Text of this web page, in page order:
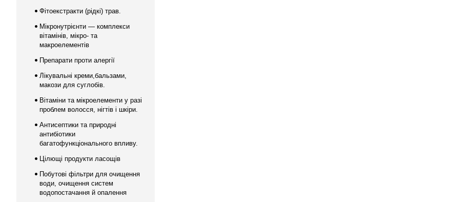
Фітоекстракти (рідкі) трав.
Мікронутрієнти — комплекси
вітамінів, мікро- та
макроелементів
Препарати проти алергії
Лікувальні креми,бальзами,
макози для суглобів.
Вітаміни та мікроелементи у разі
проблем волосся, нігтів і шкіри.
Антисептики та природні
антибіотики
багатофункціонального впливу.
Цілющі продукти ласощів
Побутові фільтри для очищення
води, очищення систем
водопостачання й опалення